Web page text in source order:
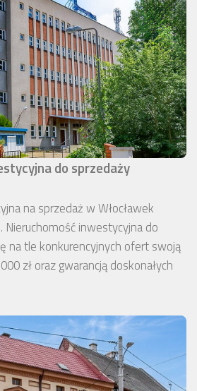
do sprzedaży
na sprzedaż w Włocławek
inwestycyjna do
na tle konkurencyjnych ofert swoją
zł oraz gwarancją doskonałych